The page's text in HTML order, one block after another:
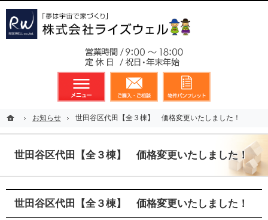
ホームお知らせ 世田谷区代田【全３棟】 価格変更いたしました！
世田谷区代田【全３棟】 価格変更いたしました！
世田谷区代田【全３棟】 価格変更いたしました！
メニュー 資料請求・お問合せ
ホームお知らせ 世田谷区代田【全３棟】 価格変更いたしました！